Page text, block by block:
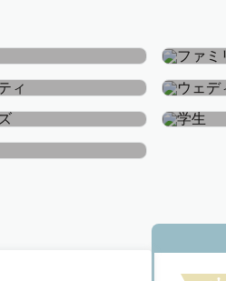
七五三
マタニティ